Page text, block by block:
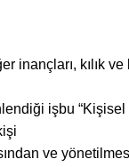
kılık
işbu
ve